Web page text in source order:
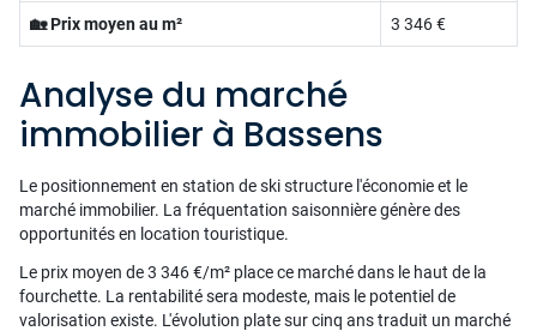
🏡 Prix moyen au m² 3 346 €
Analyse du marché
immobilier à Bassens
Le positionnement en station de ski structure l'économie et le
marché immobilier. La fréquentation saisonnière génère des
opportunités en location touristique.
Le prix moyen de 3 346 €/m² place ce marché dans le haut de la
fourchette. La rentabilité sera modeste, mais le potentiel de
valorisation existe. L'évolution plate sur cinq ans traduit un marché